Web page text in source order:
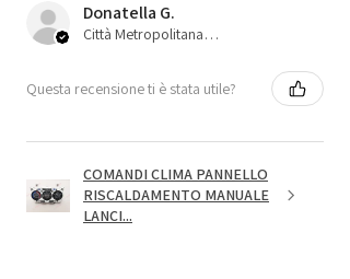
Donatella G.
Città Metropolitana di Bologna, 45
Questa recensione ti è stata utile?
COMANDI CLIMA PANNELLO
RISCALDAMENTO MANUALE
LANCI...